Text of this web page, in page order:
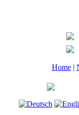
Home|